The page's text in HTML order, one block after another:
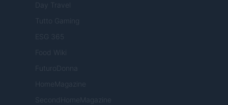
Day Travel
Tutto Gaming
ESG 365
Food Wiki
FuturoDonna
HomeMagazine
SecondHomeMagazine